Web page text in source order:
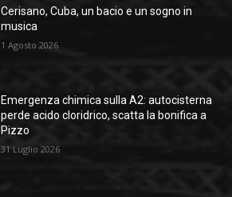
Cerisano, Cuba, un bacio e un sogno in
musica
1 Agosto 2026
Emergenza chimica sulla A2: autocisterna
perde acido cloridrico, scatta la bonifica a
Pizzo
31 Luglio 2026